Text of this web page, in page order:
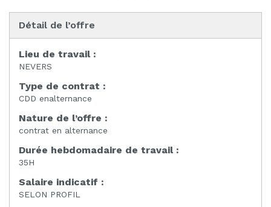
Détail de l’offre
Lieu de travail :
NEVERS
Type de contrat :
CDD enalternance
Nature de l’offre :
contrat en alternance
Durée hebdomadaire de travail :
35H
Salaire indicatif :
SELON PROFIL